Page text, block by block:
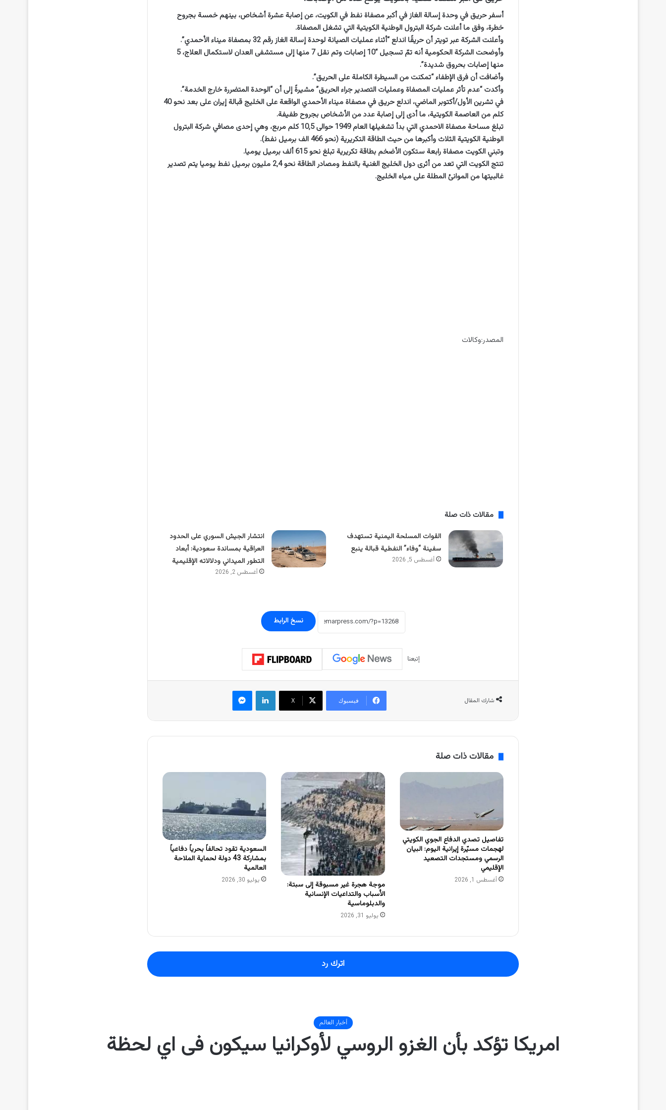
أسفر حريق في وحدة إسالة الغاز في أكبر مصفاة نفط في الكويت، عن إصابة عشرة أشخاص، بينهم خمسة بجروح
خطرة، وفق ما أعلنت شركة البترول الوطنية الكويتية التي تشغل المصفاة.
وأعلنت الشركة عبر تويتر أن حريقًا اندلع “أثناء عمليات الصيانة لوحدة إسالة الغاز رقم 32 بمصفاة ميناء الأحمدي”.
وأوضحت الشركة الحكومية أنه تمّ تسجيل “10 إصابات وتم نقل 7 منها إلى مستشفى العدان لاستكمال العلاج، 5
منها إصابات بحروق شديدة”.
وأضافت أن فرق الإطفاء “تمكنت من السيطرة الكاملة على الحريق”.
وأكدت “عدم تأثر عمليات المصفاة وعمليات التصدير جراء الحريق” مشيرةً إلى أن “الوحدة المتضررة خارج الخدمة”.
في تشرين الأول/أكتوبر الماضي، اندلع حريق في مصفاة ميناء الأحمدي الواقعة على الخليج قبالة إيران على بعد نحو 40
كلم من العاصمة الكويتية، ما أدى إلى إصابة عدد من الأشخاص بجروح طفيفة.
تبلغ مساحة مصفاة الاحمدي التي بدأ تشغيلها العام 1949 حوالى 10,5 كلم مربع، وهي إحدى مصافي شركة البترول
الوطنية الكويتية الثلاث وأكبرها من حيث الطاقة التكريرية (نحو 466 الف برميل نفط).
وتبني الكويت مصفاة رابعة ستكون الأضخم بطاقة تكريرية تبلغ نحو 615 ألف برميل يوميا.
تنتج الكويت التي تعد من أثرى دول الخليج الغنية بالنفط ومصادر الطاقة نحو 2,4 مليون برميل نفط يوميا يتم تصدير
غالبيتها من الموانئ المطلة على مياه الخليج.
المصدر:وكالات
مقالات ذات صلة
القوات المسلحة اليمنية تستهدف
سفينة “وفاء” النفطية قبالة ينبع
أغسطس 5, 2026
انتشار الجيش السوري على الحدود
العراقية بمساندة سعودية: أبعاد
التطور الميداني ودلالاته الإقليمية
أغسطس 2, 2026
نسخ الرابط
إتبعنا
شارك المقال فيسبوك ‫X
لينكدإن
مقالات ذات صلة
تفاصيل تصدي الدفاع الجوي الكويتي
لهجمات مسيّرة إيرانية اليوم: البيان
الرسمي ومستجدات التصعيد
الإقليمي
أغسطس 1, 2026
موجة هجرة غير مسبوقة إلى سبتة:
الأسباب والتداعيات الإنسانية
والدبلوماسية
يوليو 31, 2026
السعودية تقود تحالفاً بحرياً دفاعياً
بمشاركة 43 دولة لحماية الملاحة
العالمية
يوليو 30, 2026
اترك رد